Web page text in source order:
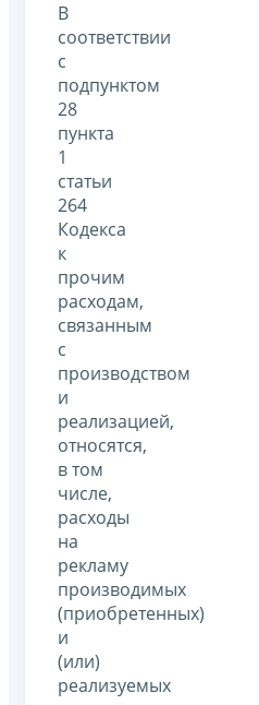
В
соответствии
с
подпунктом
28
пункта
1
статьи
264
Кодекса
к
прочим
расходам,
связанным
с
производством
и
реализацией,
относятся,
в том
числе,
расходы
на
рекламу
производимых
(приобретенных)
и
(или)
реализуемых